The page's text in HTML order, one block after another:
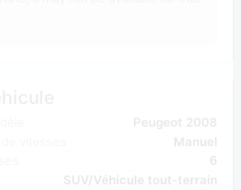
Peugeot 2008
Manuel
6
SUV/Véhicule tout-terrain